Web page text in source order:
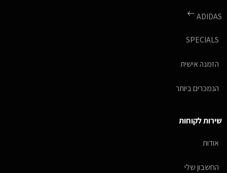
ADIDAS
SPECIALS
הזמנה אישית
הנמכרים ביותר
שירות לקוחות
אודות
החשבון שלי